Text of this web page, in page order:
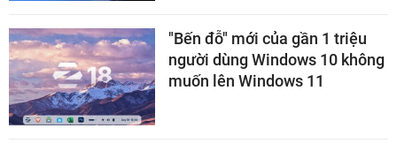
"Bến đỗ" mới của gần 1 triệu
người dùng Windows 10 không
muốn lên Windows 11